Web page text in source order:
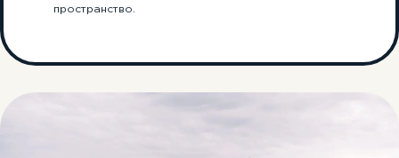
пространство.